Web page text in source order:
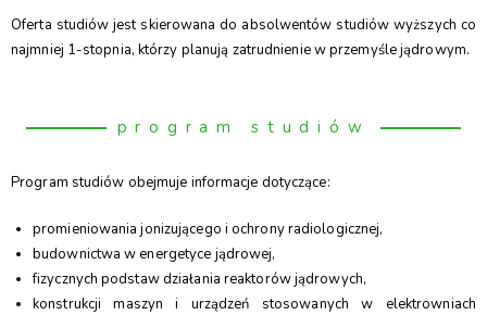
Oferta studiów jest skierowana do absolwentów studiów wyższych co
najmniej 1-stopnia, którzy planują zatrudnienie w przemyśle jądrowym.
program studiów
Program studiów obejmuje informacje dotyczące:
promieniowania jonizującego i ochrony radiologicznej,
budownictwa w energetyce jądrowej,
fizycznych podstaw działania reaktorów jądrowych,
konstrukcji maszyn i urządzeń stosowanych w elektrowniach